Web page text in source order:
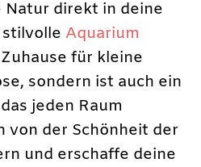
Natur direkt in deine
Aquarium
für kleine
sondern ist auch ein
jeden Raum
von der Schönheit der
und erschaffe deine